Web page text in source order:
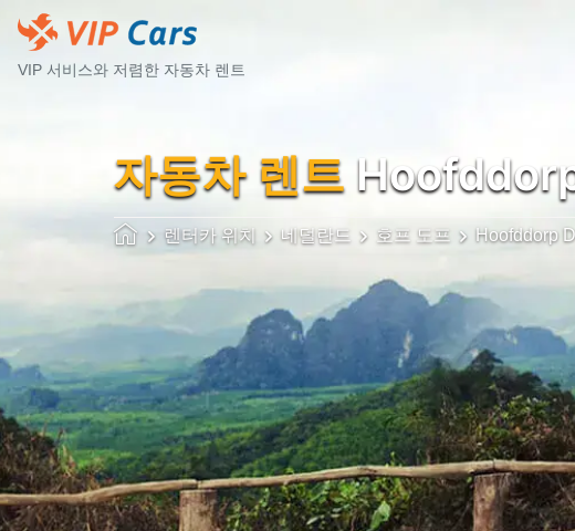
VIP 서비스와 저렴한 자동차 렌트
자동차 렌트
렌터카 위치 네덜란드 호프 도프 Hoofddorp